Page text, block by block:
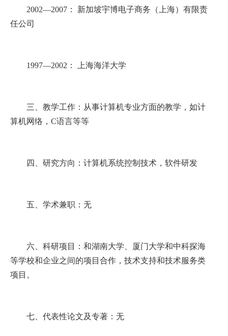
2002—2007 ： 新加坡宇博电子商务（上海）有限责
任公司
1997—2002 ： 上海海洋大学
三、教学工作：从事计算机专业方面的教学，如计
算机网络， C语言等等
四、研究方向：计算机系统控制技术，软件研发
五、学术兼职：无
六、科研项目：和湖南大学、厦门大学和中科探海
等学校和企业之间的项目合作，技术支持和技术服务类
项目。
七、代表性论文及专著：无